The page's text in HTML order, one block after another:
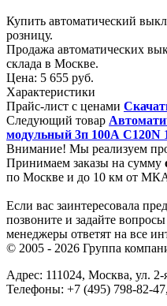
Купить автоматический
розницу.
Продажа автоматических
склада в Москве.
Цена: 5 655 руб.
Характеристики
Прайс-лист с ценами
Следующий товар
модульный 3п 100А C120N
Внимание! Мы реализуем
Принимаем заказы на сумму
по Москве и до 10 км от
Если вас заинтересовала
позвоните и задайте
менеджеры ответят на все
© 2005 - 2026 Группа
Адрес: 111024, Москва, ул.
Телефоны: +7 (495) 798-82-